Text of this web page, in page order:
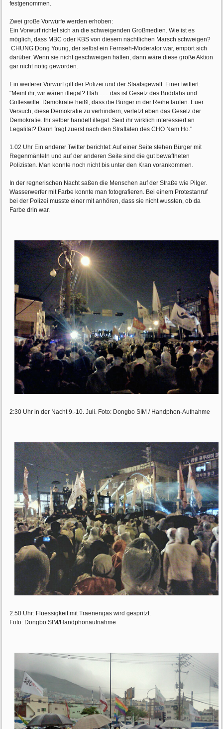
festgenommen.
Zwei große Vorwürfe werden erhoben:
Ein Vorwurf richtet sich an die schweigenden Großmedien. Wie ist es
möglich, dass MBC oder KBS von diesem nächtlichen Marsch schweigen?
CHUNG Dong Young, der selbst ein Fernseh-Moderator war, empört sich
darüber. Wenn sie nicht geschweigen hätten, dann wäre diese große Aktion
gar nicht nötig geworden.
Ein weiterer Vorwurf gilt der Polizei und der Staatsgewalt. Einer twittert:
"Meint ihr, wir wären illegal? Häh ...... das ist Gesetz des Buddahs und
Gotteswille. Demokratie heißt, dass die Bürger in der Reihe laufen. Euer
Versuch, diese Demokratie zu verhindern, verletzt eben das Gesetz der
Demokratie. Ihr selber handelt illegal. Seid ihr wirklich interessiert an
Legalität? Dann fragt zuerst nach den Straftaten des CHO Nam Ho."
1.02 Uhr Ein anderer Twitter berichtet: Auf einer Seite stehen Bürger mit
Regenmänteln und auf der anderen Seite sind die gut bewaffneten
Polizisten. Man konnte noch nicht bis unter den Kran vorankommen.
In der regnerischen Nacht saßen die Menschen auf der Straße wie Pilger.
Wasserwerfer mit Farbe konnte man fotografieren. Bei einem Protestanruf
bei der Polizei musste einer mit anhören, dass sie nicht wussten, ob da
Farbe drin war.
2:30 Uhr in der Nacht 9.-10. Juli. Foto: Dongbo SIM / Handphon-Aufnahme
2.50 Uhr: Fluessigkeit mit Traenengas wird gespritzt.
Foto: Dongbo SIM/Handphonaufnahme